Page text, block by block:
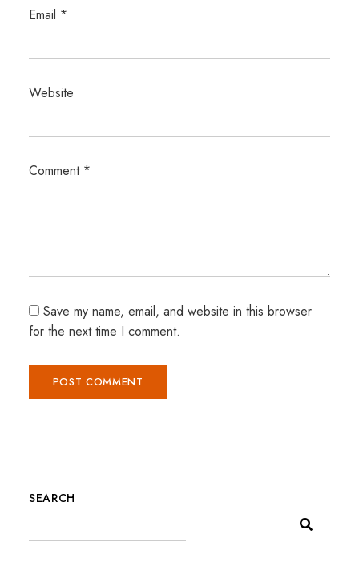
Email *
Website
Comment *
Save my name, email, and website in this browser
for the next time I comment.
SEARCH